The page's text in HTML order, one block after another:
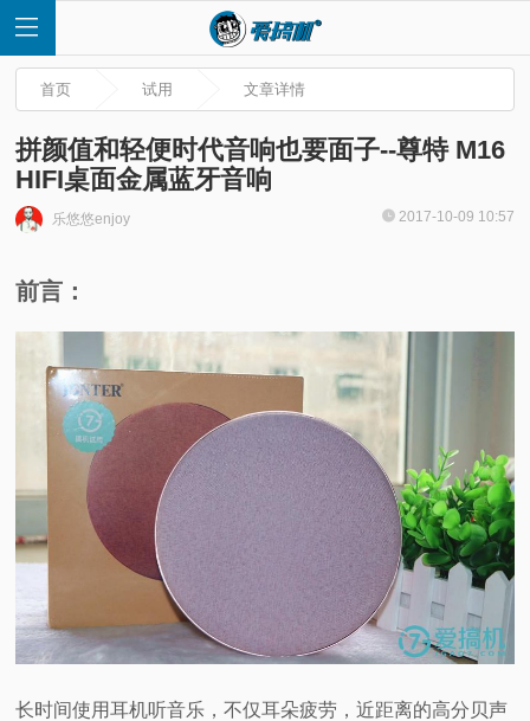
首
快
视
频
首页 试用 文章详情
拼颜值和轻便时代音响也要面子--尊特 M16
HIFI桌面金属蓝牙音响
乐悠悠enjoy 2017-10-09 10:57
前言：
长时间使用耳机听音乐，不仅耳朵疲劳，近距离的高分贝声